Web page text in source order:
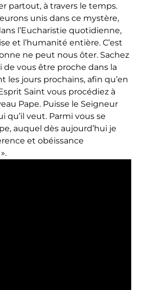
partout, à travers le temps.
unis dans ce mystère,
l’Eucharistie quotidienne,
et l’humanité entière. C’est
ne peut nous ôter. Sachez
vous être proche dans la
les jours prochains, afin qu’en
Saint vous procédiez à
Pape. Puisse le Seigneur
qu’il veut. Parmi vous se
auquel dès aujourd’hui je
et obéissance